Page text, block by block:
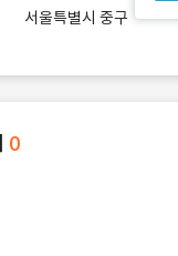
서울특별시 중구
0